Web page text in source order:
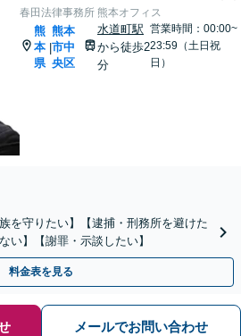
春田法律事務所 熊本オフィス
熊
本
県
|
熊本
市中
央区
水道町駅
から徒歩2
分
営業時間：00:00~
23:59（土日祝
日）
守りたい】【逮捕・刑務所を避けた
い】【謝罪・示談したい】
料金表を見る
メールでお問い合わせ